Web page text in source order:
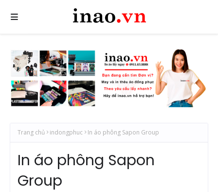
Trang chủ indongphuc In áo phông Sapon Group
In áo phông Sapon
Group